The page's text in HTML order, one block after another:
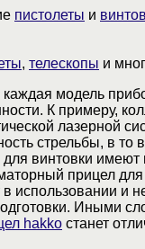
пистолеты и
, телескопы и
каждая модель
К примеру,
лазерной
стрельбы, в то
винтовки имеют
прицел
использовании и
Иными
hakko станет